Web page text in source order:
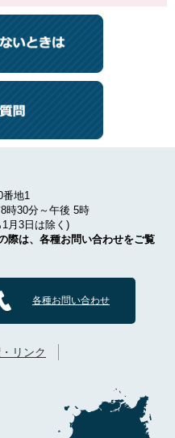
地1
時30分～午後 5時
月3日は除く)
際は、各種お問い合わせをご覧
各種お問い合わせ
リンク